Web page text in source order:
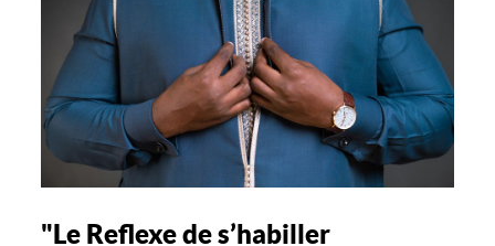
"Le Reflexe de s’habiller